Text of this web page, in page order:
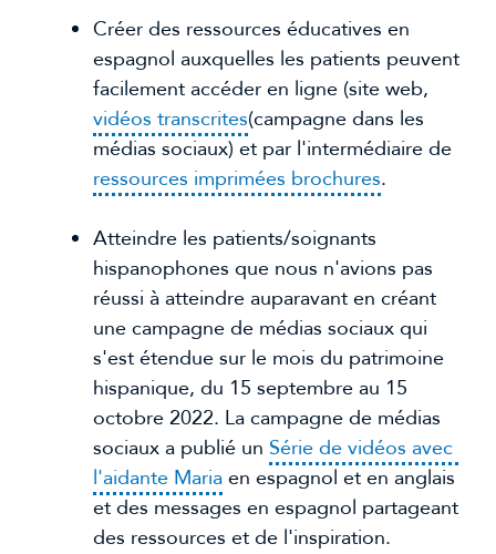
Créer des ressources éducatives en
espagnol auxquelles les patients peuvent
vidéos transcrites(campagne dans les
ressources imprimées brochures.
Atteindre les patients/soignants
hispanophones que nous n'avions pas
réussi à atteindre auparavant en créant
une campagne de médias sociaux qui
s'est étendue sur le mois du patrimoine
hispanique, du 15 septembre au 15
octobre 2022. La campagne de médias
sociaux a publié un Série de vidéos avec
l'aidante Maria en espagnol et en anglais
et des messages en espagnol partageant
des ressources et de l'inspiration.